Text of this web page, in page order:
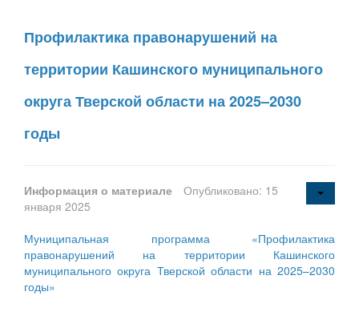
Профилактика правонарушений на
территории Кашинского муниципального
округа Тверской области на 2025–2030
годы
Информация о материале
Опубликовано: 15
января 2025
Муниципальная программа «Профилактика
правонарушений на территории Кашинского
муниципального округа Тверской области на 2025–2030
годы»